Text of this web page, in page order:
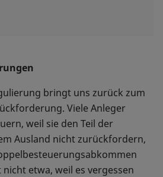
bringt uns zurück zum
Viele Anleger
weil sie den Teil der
Ausland nicht zurückfordern,
etwa, weil es vergessen